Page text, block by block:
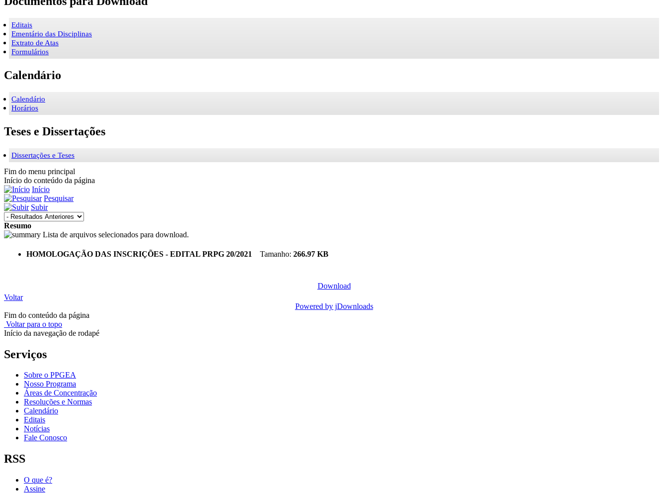
Editais
Ementário das Disciplinas
Extrato de Atas
Formulários
Calendário
Calendário
Horários
Teses e Dissertações
Dissertações e Teses
Fim do menu principal
Início do conteúdo da página
Início
Pesquisar
Subir
Resumo
Lista de arquivos selecionados para download.
HOMOLOGAÇÃO DAS INSCRIÇÕES - EDITAL PRPG 20/2021 Tamanho: 266.97 KB
Download
Voltar
Powered by jDownloads
Fim do conteúdo da página
Voltar para o topo
Início da navegação de rodapé
Serviços
Sobre o PPGEA
Nosso Programa
Áreas de Concentração
Resoluções e Normas
Calendário
Editais
Notícias
Fale Conosco
RSS
O que é?
Assine